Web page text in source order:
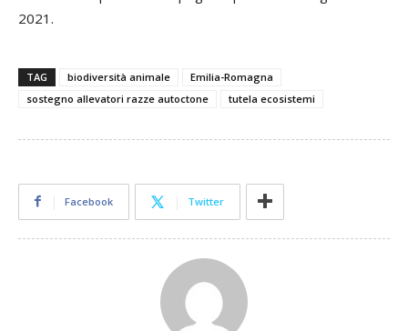
2021.
TAG biodiversità animale
Emilia-Romagna
sostegno allevatori razze autoctone
tutela ecosistemi
Facebook Twitter